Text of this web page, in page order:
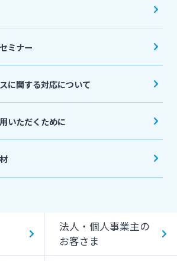
一覧
一覧
ミナー
に関する対応について
いただくために
法人・個人事業主の
お客さま